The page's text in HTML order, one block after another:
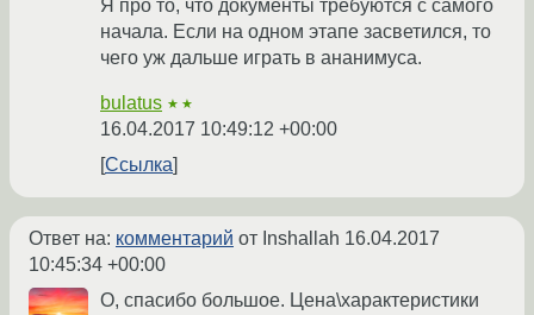
Я про то, что документы требуются с самого
начала. Если на одном этапе засветился, то
чего уж дальше играть в ананимуса.
bulatus ★★
16.04.2017 10:49:12 +00:00
Ссылка
Ответ на: комментарий от Inshallah 16.04.2017
10:45:34 +00:00
О, спасибо большое. Цена\характеристики